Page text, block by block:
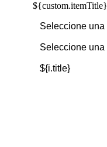
${custom.itemTitle}